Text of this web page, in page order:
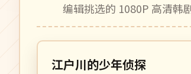
编辑挑选的 1080P 高清韩
日本
江户川的少年侦探